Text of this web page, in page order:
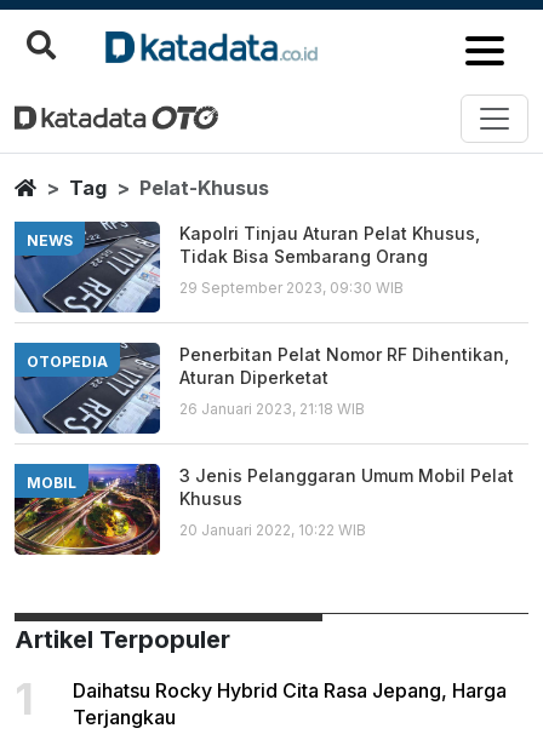
Pelat Khusus
Berita Terbaru
HomeTag Pelat-Khusus
NEWS
Kapolri Tinjau Aturan Pelat Khusus,
Tidak Bisa Sembarang Orang
29 September 2023, 09:30 WIB
OTOPEDIA
Penerbitan Pelat Nomor RF Dihentikan,
Aturan Diperketat
26 Januari 2023, 21:18 WIB
MOBIL
3 Jenis Pelanggaran Umum Mobil Pelat
Khusus
20 Januari 2022, 10:22 WIB
Artikel Terpopuler
1
Daihatsu Rocky Hybrid Cita Rasa Jepang, Harga
Terjangkau